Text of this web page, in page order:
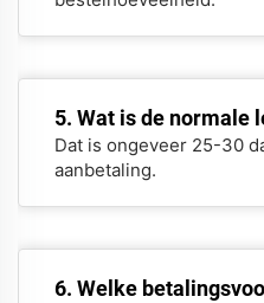
5. Wat is de normale
Dat is ongeveer 25-30
aanbetaling.
6. Welke